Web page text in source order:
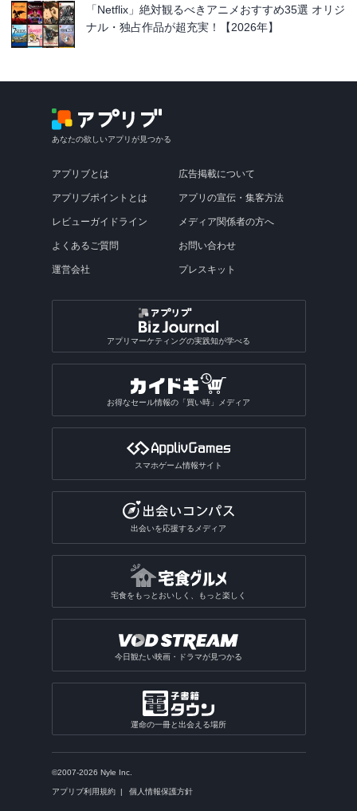
「Netflix」絶対観るべきアニメおすすめ35選 オリジ
ナル・独占作品が超充実！【2026年】
あなたの欲しいアプリが見つかる
アプリブとは
アプリブポイントとは
レビューガイドライン
よくあるご質問
運営会社
広告掲載について
アプリの宣伝・集客方法
メディア関係者の方へ
お問い合わせ
プレスキット
アプリマーケティングの実践知が学べる
お得なセール情報の「買い時」メディア
スマホゲーム情報サイト
出会いを応援するメディア
宅食をもっとおいしく、もっと楽しく
今日観たい映画・ドラマが見つかる
運命の一冊と出会える場所
©2007-2026 Nyle Inc.
アプリブ利用規約 個人情報保護方針